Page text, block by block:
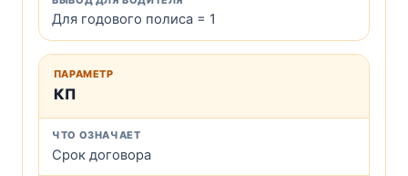
Для годового полиса = 1
КП
Срок договора